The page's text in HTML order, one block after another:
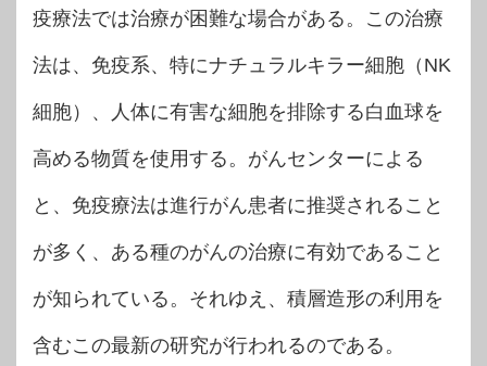
疫療法では治療が困難な場合がある。この治療
法は、免疫系、特にナチュラルキラー細胞（NK
細胞）、人体に有害な細胞を排除する白血球を
高める物質を使用する。がんセンターによる
と、免疫療法は進行がん患者に推奨されること
が多く、ある種のがんの治療に有効であること
が知られている。それゆえ、積層造形の利用を
含むこの最新の研究が行われるのである。